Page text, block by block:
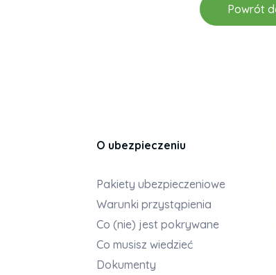
Powrót
O ubezpieczeniu
Pakiety ubezpieczeniowe
Warunki przystąpienia
Co (nie) jest pokrywane
Co musisz wiedzieć
Dokumenty